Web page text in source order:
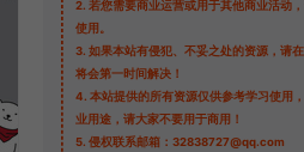
2. 若您需要商业运营或用于其他商业活动
使用。
3. 如果本站有侵犯、不妥之处的资源，请
将会第一时间解决！
4. 本站提供的所有资源仅供参考学习使用
业用途，请大家不要用于商用！
5. 侵权联系邮箱：32838727@qq.com